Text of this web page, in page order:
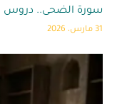
سورة الضحى.. دروس
31 مارس، 2026